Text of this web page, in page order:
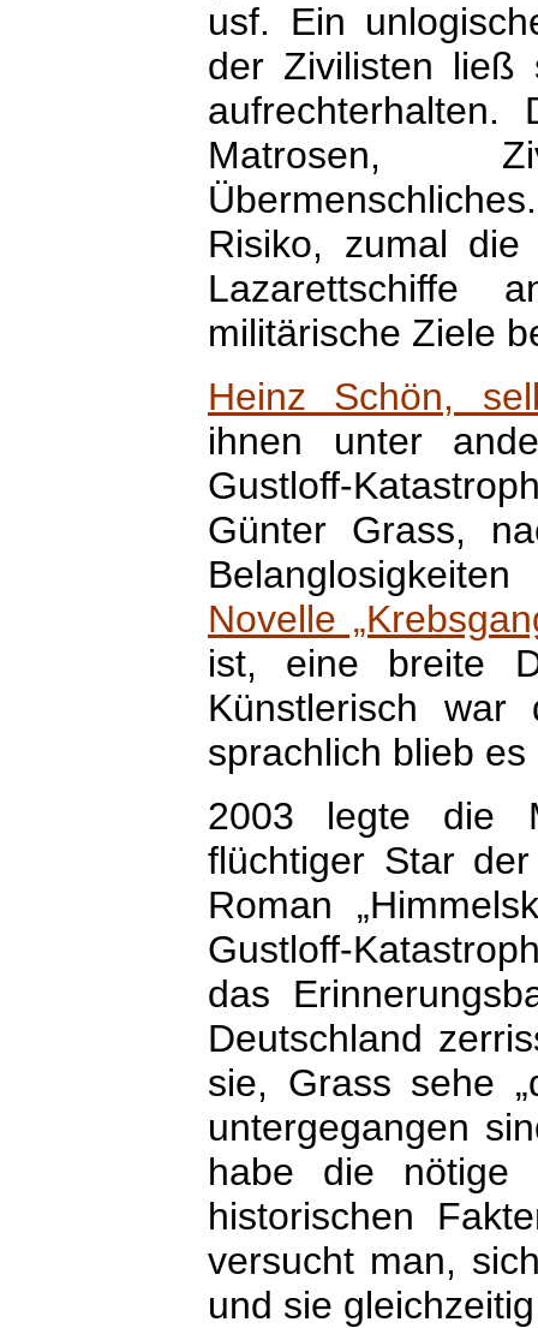
usf. Ein
der Zivilisten ließ
aufrechterhalten.
Matrosen,
Risiko, zumal die
Lazarettschiffe
militärische Ziele
Heinz Schön,
ihnen unter
Gustloff-
Günter Grass,
Novelle
ist, eine breite
Künstlerisch
sprachlich blieb
2003 legte die
flüchtiger Star der
Roman
Gustloff-
das
Deutschland
sie, Grass sehe
untergegangen
habe die nötige
historischen
versucht man,
und sie